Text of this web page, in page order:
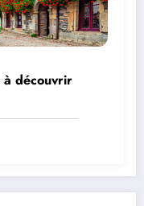
à découvrir